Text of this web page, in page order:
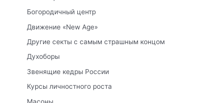
Богородичный центр
Движение «New Age»
Другие секты с самым страшным концом
Духоборы
Звенящие кедры России
Курсы личностного роста
Масоны